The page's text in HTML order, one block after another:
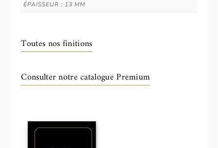
ÉPAISSEUR : 13 MM
Toutes nos finitions
Consulter notre catalogue Premium